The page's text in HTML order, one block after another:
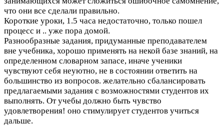
что они все сделали правильно.
Короткие уроки, 1.5 часа недостаточно, только пошел
процесс и .. уже пора домой.
Разнообразные задания, придуманные преподавателем
вне учебника, хорошо применять на некой базе знаний, на
определенном словарном запасе, иначе ученики
чувствуют себя неуютно, не в состоянии ответить на
большинство из вопросов. желательно сбалансировать
предлагаемыми задания с возможностями студентов их
выполнять. От учебы должно быть чувство
удовлетворения! оно стимулирует студентов учиться
дальше.